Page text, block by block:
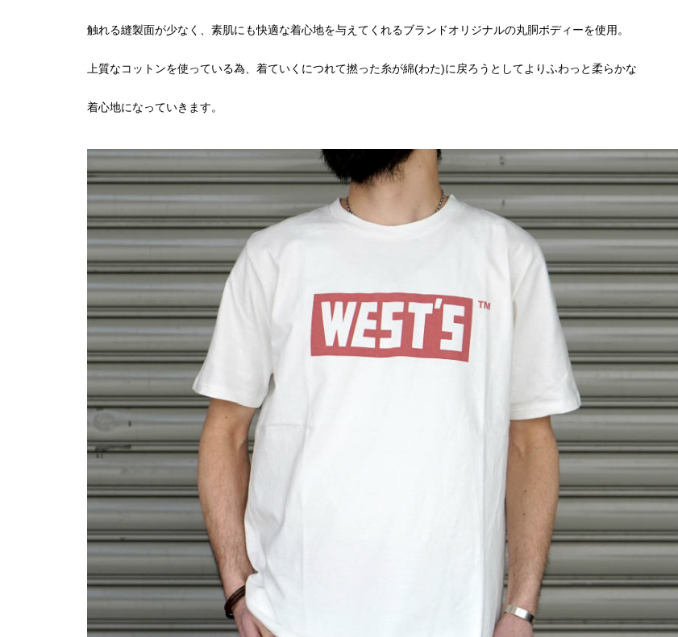
触れる縫製面が少なく、素肌にも快適な着心地を与えてくれるブランドオリジナルの丸胴ボディーを使用。
上質なコットンを使っている為、着ていくにつれて撚った糸が綿(わた)に戻ろうとしてよりふわっと柔らかな
着心地になっていきます。